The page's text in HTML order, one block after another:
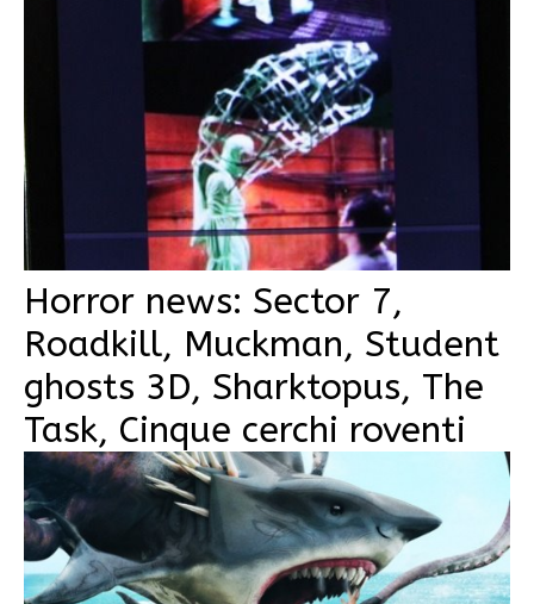
Horror news: Sector 7,
Roadkill, Muckman, Student
ghosts 3D, Sharktopus, The
Task, Cinque cerchi roventi